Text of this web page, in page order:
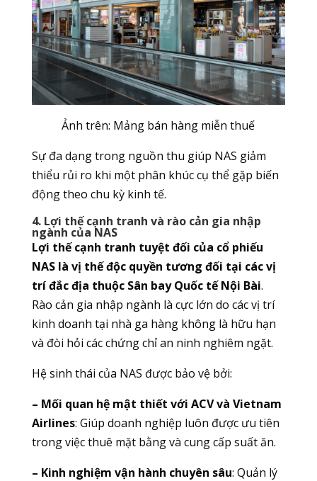
Ảnh trên: Mảng bán hàng miễn thuế
Sự đa dạng trong nguồn thu giúp NAS giảm
thiểu rủi ro khi một phân khúc cụ thể gặp biến
động theo chu kỳ kinh tế.
4. Lợi thế cạnh tranh và rào cản gia nhập
ngành của NAS
Lợi thế cạnh tranh tuyệt đối của cổ phiếu
NAS là vị thế độc quyền tương đối tại các vị
trí đắc địa thuộc Sân bay Quốc tế Nội Bài.
Rào cản gia nhập ngành là cực lớn do các vị trí
kinh doanh tại nhà ga hàng không là hữu hạn
và đòi hỏi các chứng chỉ an ninh nghiêm ngặt.
Hệ sinh thái của NAS được bảo vệ bởi:
– Mối quan hệ mật thiết với ACV và Vietnam
Airlines: Giúp doanh nghiệp luôn được ưu tiên
trong việc thuê mặt bằng và cung cấp suất ăn.
– Kinh nghiệm vận hành chuyên sâu: Quản lý